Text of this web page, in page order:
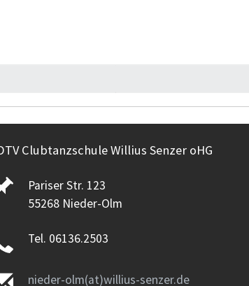
Clubtanzschule Willius Senzer oHG
Pariser Str. 123
55268 Nieder-Olm
Tel. 06136.2503
nieder-olm(at)willius-senzer.de